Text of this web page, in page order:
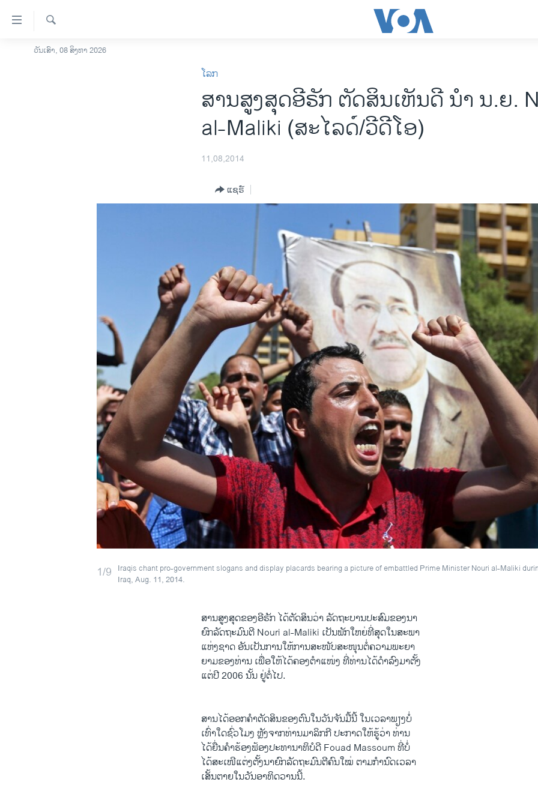
ລິ້ງ
ສຳຫລັບ
ໂຮມເພຈ
ຄົ້ນຫາ
ວັນເສົາ, 08 ສິງຫາ 2026
ໂລກ
ສານສູງສຸດອີຣັກ ຕັດສິນເຫັນດີ ນຳ ນ.ຍ.
al-Maliki (ສະໄລດ໌/ວີດີໂອ)
11,08,2014
ແຊຣ໌
1/9 Iraqis chant pro-government slogans and display placards bearing a picture of embattled Prime Minister Nouri al-Maliki
Iraq, Aug. 11, 2014.
ສານ​ສູງ​ສຸດ​ຂອງ​ອີຣັກ ​ໄດ້​ຕັດສິນ​ວ່າ ລັດຖະບານ​ປະສົມ​ຂອງ​ນາ
ຍົກລັດຖະມົນຕີ Nouri al-Maliki ​ເປັນ​ພັກ​ໃຫຍ່​ທີ່​ສຸດ​ໃນສະພາ
​ແຫ່ງ​ຊາດ ອັນ​ເປັນ​ການ​ໃຫ້ການ​ສະໜັບສະໜຸນ​ຕໍ່​ຄວາມ​ພະຍາ
ຍາມຂອງ​ທ່ານ​ ເພື່ອ​ໃຫ້​ໄດ້ຄອງ​ຕຳ​ແໜ່ງ​ ທີ່​ທ່ານ​ໄດ້​ດຳລົງ​ມາ​ຕັ້ງ​
ແຕ່​ປີ 2006 ນັ້ນ ​ຢູ່​ຕໍ່​ໄປ.
ສານ​ໄດ້​ອອກ​ຄຳ​ຕັດສິນ​ຂອງ​ຕົນ​ໃນ​ວັນ​ຈັນ​ມື້​ນີ້ ​ໃນ​ເວລາ​ພຽງ​ບໍ່​
ເທົ່າ​ໃດ​ຊົ່ວ​ໂມງ ຫຼັງ​ຈາກ​ທ່ານມາ​ລິກກີ ປະກາດ​ໃຫ້​ຮູ້​ວ່າ ທ່ານ​
ໄດ້​ຍື່ນ​ຄຳ​ຮ້ອງ​ຟ້ອງ​ປະທານາທິບໍດີ Fouad Massoum ທີ່​ບໍ່
​ໄດ້​ສະ​ເໜີ​ແຕ່ງ​ຕັ້ງ​ນາຍົກ​ລັດຖະມົນຕີ​ຄົນ​ໃໝ່​ ຕາມກຳນົດ​ເວລາ
​ເສັ້ນ​ຕາຍໃນ​ວັນ​ອາທິດ​ວານ​ນີ້.